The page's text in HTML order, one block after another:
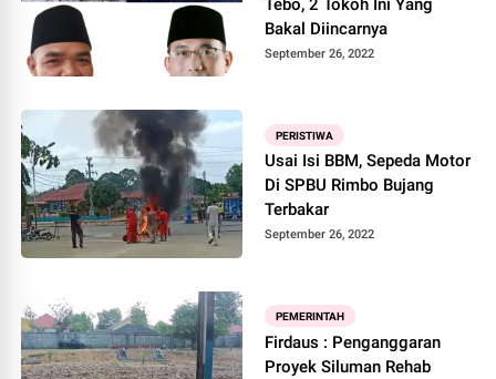
Tebo, 2 Tokoh Ini Yang
Bakal Diincarnya
September 26, 2022
PERISTIWA
Usai Isi BBM, Sepeda Motor
Di SPBU Rimbo Bujang
Terbakar
September 26, 2022
PEMERINTAH
Firdaus : Penganggaran
Proyek Siluman Rehab